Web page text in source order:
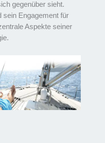
gegenüber sieht.
sein Engagement für
Aspekte seiner